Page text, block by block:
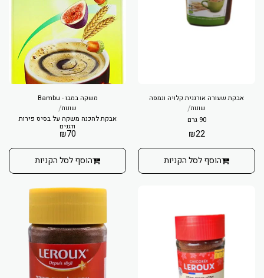
אבקת שעורה אורגנית קלויה ונמסה
שונות/
90 גרם
₪22
הוסף לסל הקניות
משקה במבו - Bambu
שונות/
אבקת להכנה משקה על בסיס פירות
ודגנים
₪70
הוסף לסל הקניות